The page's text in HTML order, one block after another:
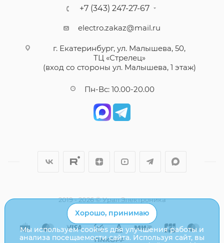
+7 (343) 247-27-67
electro.zakaz@mail.ru
г. Екатеринбург, ул. Малышева, 50,
ТЦ «Стрелец»
(вход со стороны ул. Малышева, 1 этаж)
Пн-Вс: 10.00-20.00
2019 - 2026 © Урал Электроника
Мы используем cookies для улучшения работы и
анализа посещаемости сайта. Используя сайт, вы
Хорошо, принимаю